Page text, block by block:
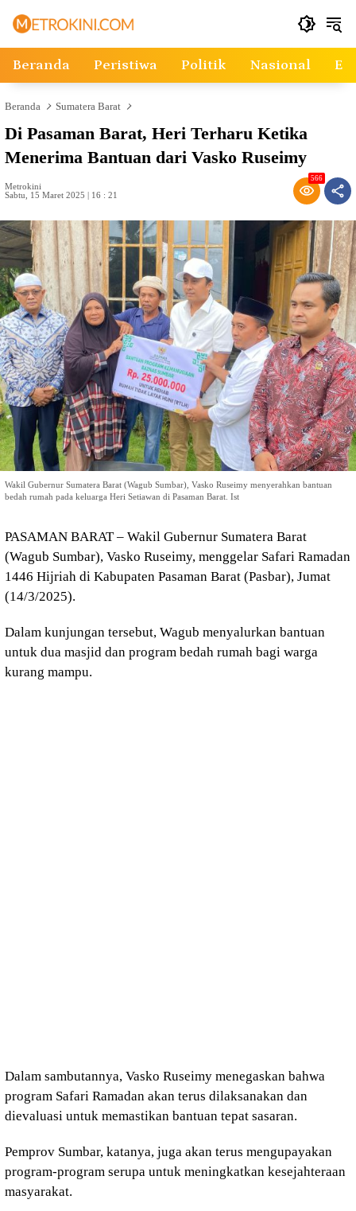
Beranda Peristiwa Politik Nasional
Beranda Sumatera Barat
Di Pasaman Barat, Heri Terharu Ketika
Menerima Bantuan dari Vasko Ruseimy
Metrokini
Sabtu, 15 Maret 2025 | 16 : 21
566
Wakil Gubernur Sumatera Barat (Wagub Sumbar), Vasko Ruseimy menyerahkan bantuan
bedah rumah pada keluarga Heri Setiawan di Pasaman Barat. Ist
PASAMAN BARAT – Wakil Gubernur Sumatera Barat
(Wagub Sumbar), Vasko Ruseimy, menggelar Safari Ramadan
1446 Hijriah di Kabupaten Pasaman Barat (Pasbar), Jumat
(14/3/2025).
Dalam kunjungan tersebut, Wagub menyalurkan bantuan
untuk dua masjid dan program bedah rumah bagi warga
kurang mampu.
Dalam sambutannya, Vasko Ruseimy menegaskan bahwa
program Safari Ramadan akan terus dilaksanakan dan
dievaluasi untuk memastikan bantuan tepat sasaran.
Pemprov Sumbar, katanya, juga akan terus mengupayakan
program-program serupa untuk meningkatkan kesejahteraan
masyarakat.